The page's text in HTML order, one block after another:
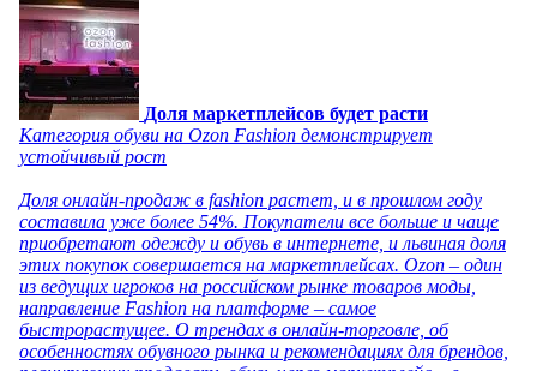
Доля маркетплейсов будет расти
Категория обуви на Ozon Fashion демонстрирует
устойчивый рост
Доля онлайн-продаж в fashion растет, и в прошлом году
составила уже более 54%. Покупатели все больше и чаще
приобретают одежду и обувь в интернете, и львиная доля
этих покупок совершается на маркетплейсах. Ozon – один
из ведущих игроков на российском рынке товаров моды,
направление Fashion на платформе – самое
быстрорастущее. О трендах в онлайн-торговле, об
особенностях обувного рынка и рекомендациях для брендов,